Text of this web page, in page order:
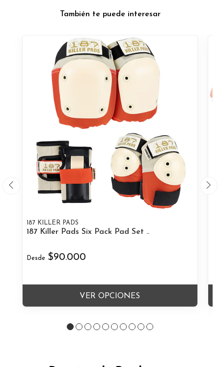
También te puede interesar
187 KILLER PADS
187 Killer Pads Six Pack Pad Set ..
Desde $90.000
VER OPCIONES